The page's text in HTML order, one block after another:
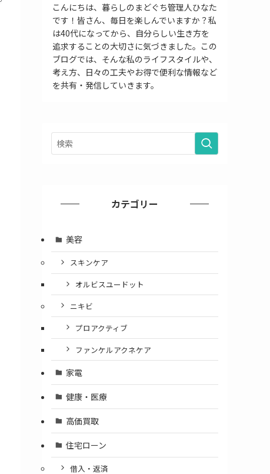
こんにちは、暮らしのまどぐち管理人ひなた
です！皆さん、毎日を楽しんでいますか？私
は40代になってから、自分らしい生き方を
追求することの大切さに気づきました。この
ブログでは、そんな私のライフスタイルや、
考え方、日々の工夫やお得で便利な情報など
を共有・発信していきます。
カテゴリー
美容
スキンケア
オルビスユードット
ニキビ
プロアクティブ
ファンケルアクネケア
家電
健康・医療
高価買取
住宅ローン
借入・返済